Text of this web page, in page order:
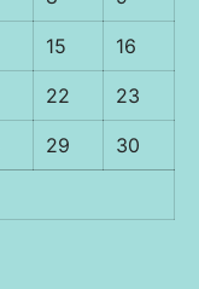
15 16
22 23
29 30